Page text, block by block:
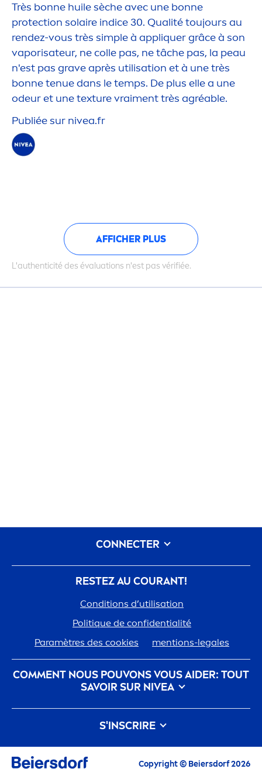
Très bonne huile sèche avec une bonne
protection solaire indice 30. Qualité toujours au
rendez-vous très simple à appliquer grâce à son
vaporisateur, ne colle pas, ne tâche pas, la peau
n'est pas grave après utilisation et à une très
bonne tenue dans le temps. De plus elle a une
odeur et une texture vraiment très agréable.
Publiée sur nivea.fr
AFFICHER PLUS
L'authenticité des évaluations n'est pas vérifiée.
RESTEZ AU COURANT!
Conditions d’utilisation
Politique de confidentialité
Paramètres des cookies
mentions-legales
COMMENT NOUS POUVONS VOUS AIDER: TOUT
SAVOIR SUR NIVEA
nivea-histoire
Carrières chez Beiersdorf
Notre philosophie
Contactez-nous
S'INSCRIRE
Tous les Highlights actuels, conseils de soin,
CONNECTER
Copyright © Beiersdorf 2026